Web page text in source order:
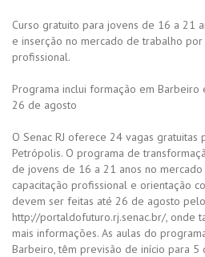
Curso gratuito para jovens de 16 a 21
e inserção no mercado de trabalho por
profissional.
Programa inclui formação em Barbeiro
26 de agosto
O Senac RJ oferece 24 vagas
Petrópolis. O programa de
de jovens de 16 a 21 anos no
capacitação profissional e orientação
devem ser feitas até 26 de agosto
http://portaldofuturo.rj.senac.br/, onde
mais informações. As aulas do
Barbeiro, têm previsão de início para 5